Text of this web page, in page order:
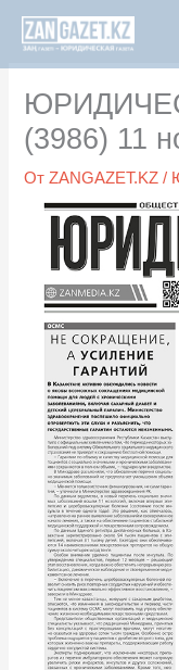
Перейти
содержимому
(3986) 11
ОтZANGAZET.KZ/